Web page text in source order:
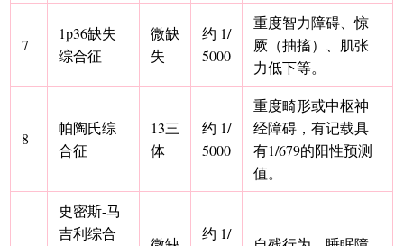
7
1p36缺失
综合征
微缺
失
约 1/
5000
重度智力障碍、惊
厥（抽搐）、肌张
力低下等。
8
帕陶氏综
合征
13三
体
约 1/
5000
重度畸形或中枢神
经障碍，有记载具
有1/679的阳性预测
值。
史密斯-马
吉利综合
约 1/